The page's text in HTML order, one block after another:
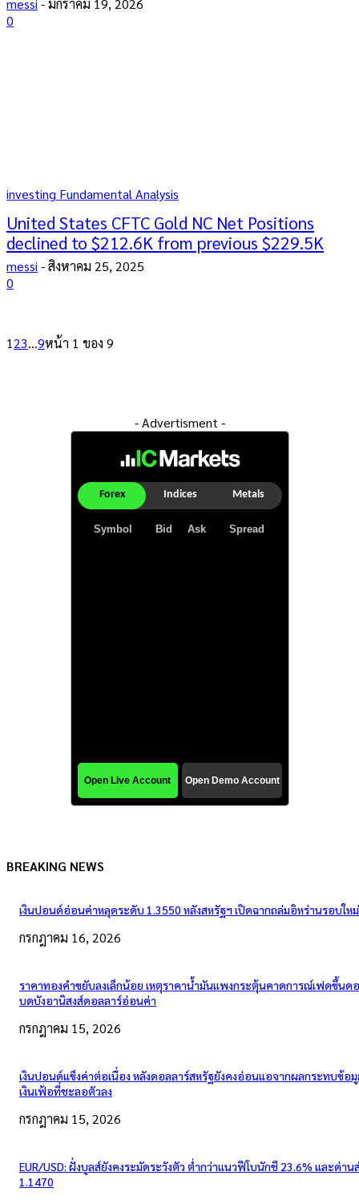
messi -มกราคม 19, 2026
0
investing Fundamental Analysis
United States CFTC Gold NC Net Positions
declined to $212.6K from previous $229.5K
messi -สิงหาคม 25, 2025
0
123...9หน้า 1 ของ 9
- Advertisment -
BREAKING NEWS
เงินปอนด์อ่อนค่าหลุดระดับ 1.3550 หลังสหรัฐฯ เปิดฉากถล่มอิหร่านรอบใหม่
กรกฎาคม 16, 2026
ราคาทองคำขยับลงเล็กน้อย เหตุราคาน้ำมันแพงกระตุ้นคาดการณ์เฟดขึ้นด
บดบังอานิสงส์ดอลลาร์อ่อนค่า
กรกฎาคม 15, 2026
เงินปอนด์แข็งค่าต่อเนื่อง หลังดอลลาร์สหรัฐยังคงอ่อนแอจากผลกระทบข้อ
เงินเฟ้อที่ชะลอตัวลง
กรกฎาคม 15, 2026
EUR/USD: ฝั่งบูลส์ยังคงระมัดระวังตัว ต่ำกว่าแนวฟีโบนักชี 23.6% และด่า
1.1470